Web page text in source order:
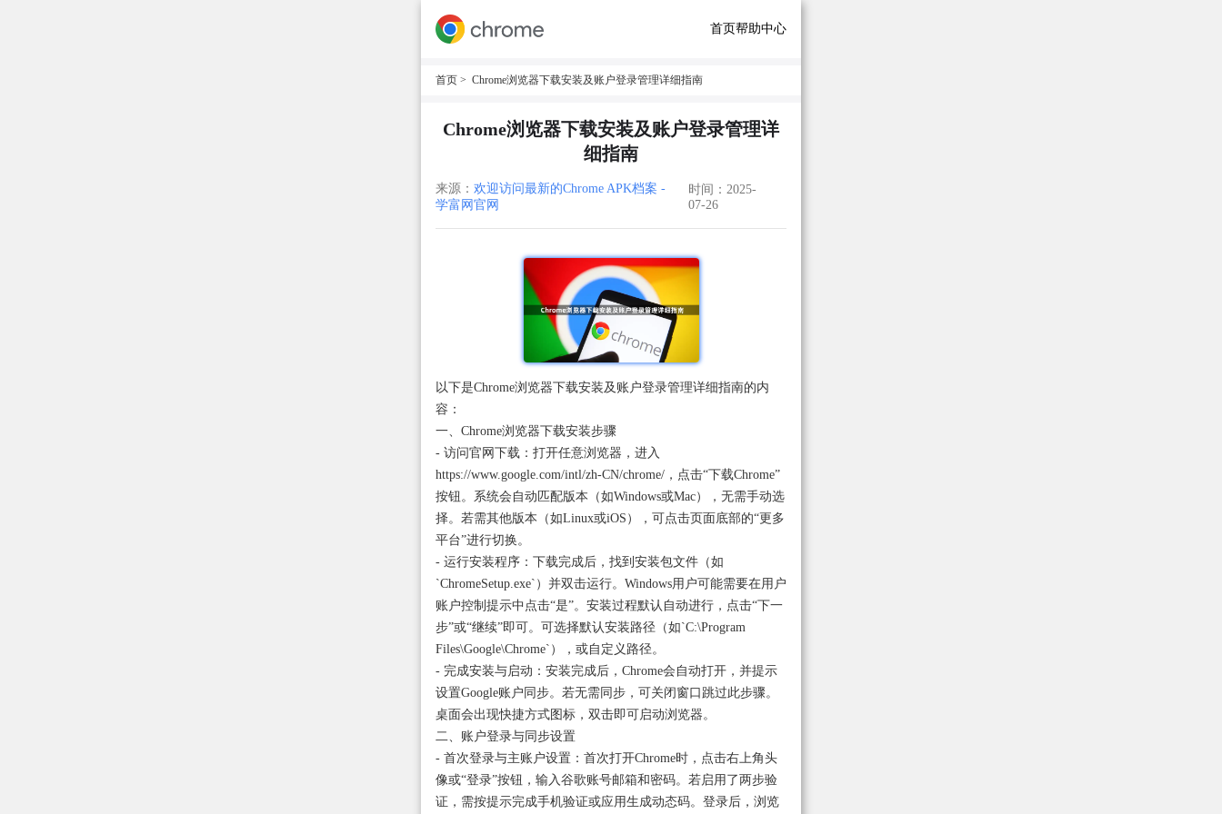
首页帮助中心
首页 > Chrome浏览器下载安装及账户登录管理详细指南
Chrome浏览器下载安装及账户登录管理详
细指南
来源： 欢迎访问最新的Chrome APK档案 -
学富网官网
时间：2025-
07-26
以下是Chrome浏览器下载安装及账户登录管理详细指南的内
容：
一、Chrome浏览器下载安装步骤
- 访问官网下载：打开任意浏览器，进入
https://www.google.com/intl/zh-CN/chrome/，点击“下载Chrome”
按钮。系统会自动匹配版本（如Windows或Mac），无需手动选
择。若需其他版本（如Linux或iOS），可点击页面底部的“更多
平台”进行切换。
- 运行安装程序：下载完成后，找到安装包文件（如
`ChromeSetup.exe`）并双击运行。Windows用户可能需要在用户
账户控制提示中点击“是”。安装过程默认自动进行，点击“下一
步”或“继续”即可。可选择默认安装路径（如`C:\Program
Files\Google\Chrome`），或自定义路径。
- 完成安装与启动：安装完成后，Chrome会自动打开，并提示
设置Google账户同步。若无需同步，可关闭窗口跳过此步骤。
桌面会出现快捷方式图标，双击即可启动浏览器。
二、账户登录与同步设置
- 首次登录与主账户设置：首次打开Chrome时，点击右上角头
像或“登录”按钮，输入谷歌账号邮箱和密码。若启用了两步验
证，需按提示完成手机验证或应用生成动态码。登录后，浏览